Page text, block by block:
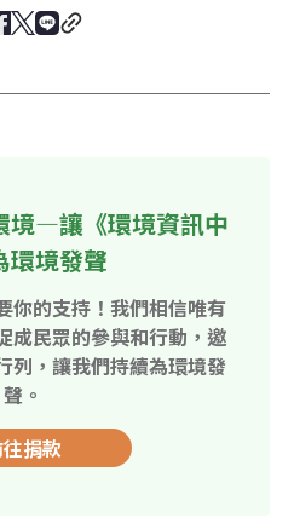
境—讓《環境資訊中
環境發聲
你的支持！我們相信唯有
成民眾的參與和行動，邀
列，讓我們持續為環境發
聲。
捐款